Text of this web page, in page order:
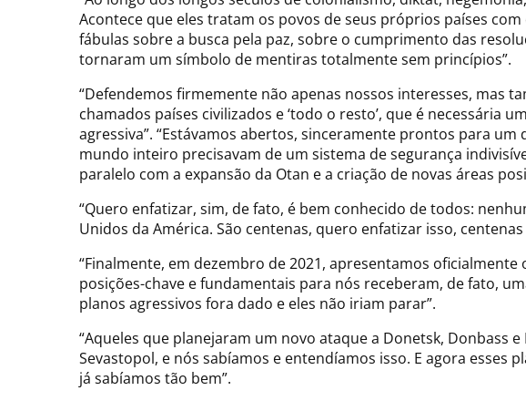
Acontece que eles tratam os povos de seus próprios países
fábulas sobre a busca pela paz, sobre o cumprimento das
tornaram um símbolo de mentiras totalmente sem princípios”.
“Defendemos firmemente não apenas nossos interesses, mas
chamados países civilizados e ‘todo o resto’, que é
agressiva”. “Estávamos abertos, sinceramente prontos para
mundo inteiro precisavam de um sistema de segurança
paralelo com a expansão da Otan e a criação de novas áreas
“Quero enfatizar, sim, de fato, é bem conhecido de todos:
Unidos da América. São centenas, quero enfatizar isso,
“Finalmente, em dezembro de 2021, apresentamos
posições-chave e fundamentais para nós receberam, de fato,
planos agressivos fora dado e eles não iriam parar”.
“Aqueles que planejaram um novo ataque a Donetsk, Donbass
Sevastopol, e nós sabíamos e entendíamos isso. E agora esses
já sabíamos tão bem”.